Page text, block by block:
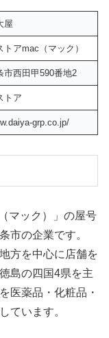
屋
トアmac（マック）
市西田甲590番地2
トア
grp.co.jp/
マック）」の屋号
市の企業です。
方を中心に店舗を
島の四国4県を主
医薬品・化粧品・
ています。